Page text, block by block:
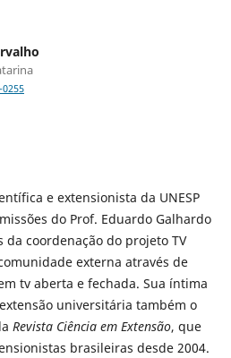
e extensionista da UNESP
do Prof. Eduardo Galhardo
coordenação do projeto TV
externa através de
tv aberta e fechada. Sua íntima
universitária também o
Revista Ciência em Extensão, que
brasileiras desde 2004.